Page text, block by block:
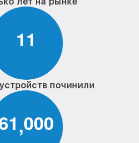
11
починили
1,000